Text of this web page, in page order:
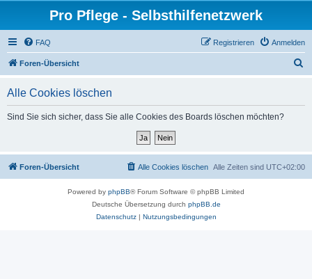
Pro Pflege - Selbsthilfenetzwerk
FAQ Anmelden
Registrieren
Foren-Übersicht
Alle Cookies löschen
Sind Sie sich sicher, dass Sie alle Cookies des Boards löschen möchten?
Foren-Übersicht Alle Zeiten sind UTC+02:00
Alle Cookies löschen
Powered by phpBB® Forum Software © phpBB Limited
Deutsche Übersetzung durch phpBB.de
Datenschutz| Nutzungsbedingungen